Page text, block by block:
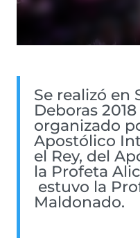
Se realizó en
Deboras
organizado
Apostólico
el Rey, del
la Profeta
estuvo la
Maldonado.